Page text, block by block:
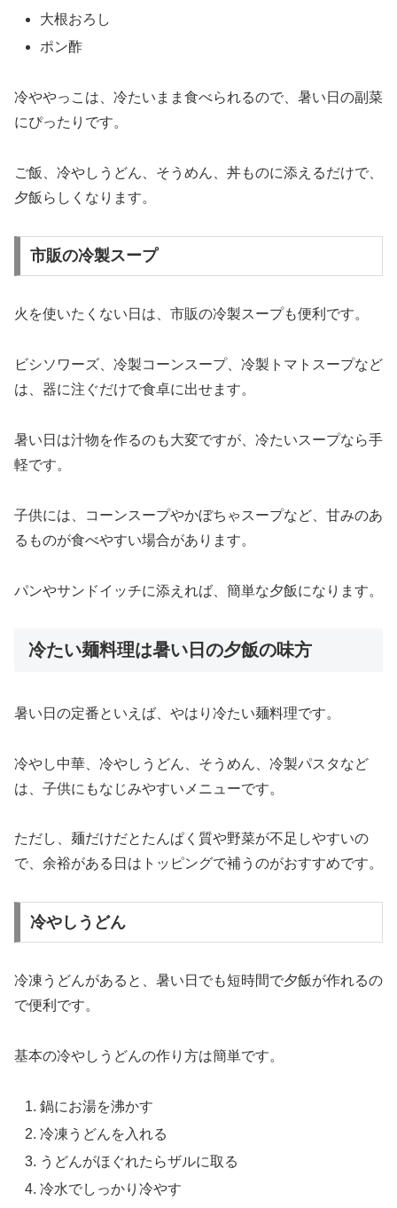
大根おろし
ポン酢
冷ややっこは、冷たいまま食べられるので、暑い日の副菜
にぴったりです。
ご飯、冷やしうどん、そうめん、丼ものに添えるだけで、
夕飯らしくなります。
市販の冷製スープ
火を使いたくない日は、市販の冷製スープも便利です。
ビシソワーズ、冷製コーンスープ、冷製トマトスープなど
は、器に注ぐだけで食卓に出せます。
暑い日は汁物を作るのも大変ですが、冷たいスープなら手
軽です。
子供には、コーンスープやかぼちゃスープなど、甘みのあ
るものが食べやすい場合があります。
パンやサンドイッチに添えれば、簡単な夕飯になります。
冷たい麺料理は暑い日の夕飯の味方
暑い日の定番といえば、やはり冷たい麺料理です。
冷やし中華、冷やしうどん、そうめん、冷製パスタなど
は、子供にもなじみやすいメニューです。
ただし、麺だけだとたんぱく質や野菜が不足しやすいの
で、余裕がある日はトッピングで補うのがおすすめです。
冷やしうどん
冷凍うどんがあると、暑い日でも短時間で夕飯が作れるの
で便利です。
基本の冷やしうどんの作り方は簡単です。
鍋にお湯を沸かす
冷凍うどんを入れる
うどんがほぐれたらザルに取る
冷水でしっかり冷やす